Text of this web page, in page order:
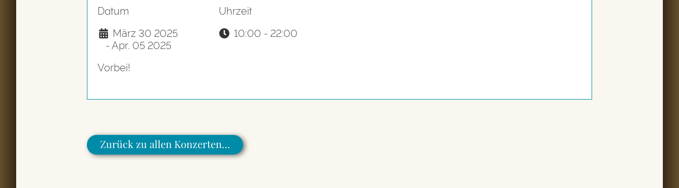
Datum
März 30 2025
- Apr. 05 2025
Vorbei!
Uhrzeit
10:00 - 22:00
Zurück zu allen Konzerten…